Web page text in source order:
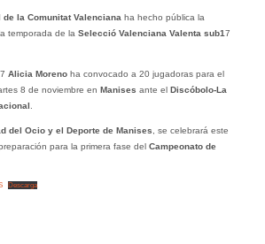
la Comunitat Valenciana ha hecho pública la
temporada de la Selecció Valenciana Valenta sub17
Alicia Morenoha convocado a 20 jugadoras para el
8 de noviembre en Manises ante el Discóbolo-La
del Ocio y el Deporte de Manises , se celebrará este
para la primera fase del Campeonato de
Descarga